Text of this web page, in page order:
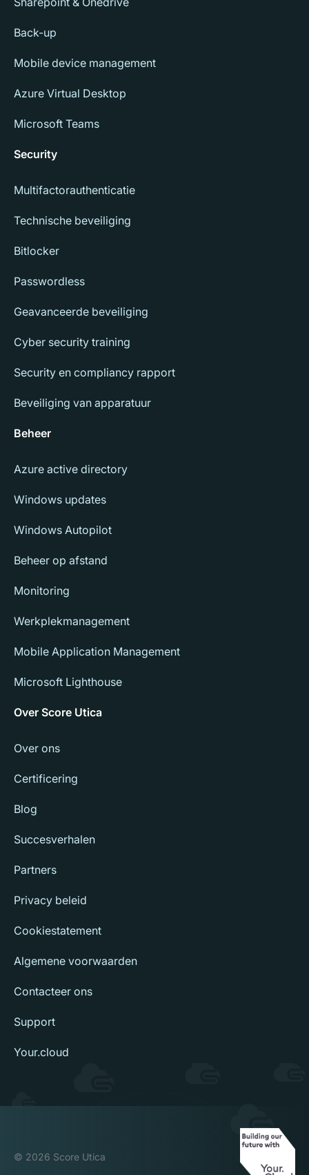
Back-up
Mobile device management
Azure Virtual Desktop
Microsoft Teams
Security
Multifactorauthenticatie
Technische beveiliging
Bitlocker
Passwordless
Geavanceerde beveiliging
Cyber security training
Security en compliancy rapport
Beveiliging van apparatuur
Beheer
Azure active directory
Windows updates
Windows Autopilot
Beheer op afstand
Monitoring
Werkplekmanagement
Mobile Application Management
Microsoft Lighthouse
Over Score Utica
Over ons
Certificering
Blog
Succesverhalen
Partners
Privacy beleid
Cookiestatement
Algemene voorwaarden
Contacteer ons
Support
Your.cloud
© 2026 Score Utica